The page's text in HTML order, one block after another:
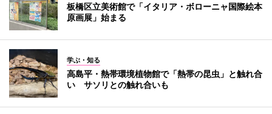
板橋区立美術館で「イタリア・ボローニャ国際絵本
原画展」始まる
学ぶ・知る
高島平・熱帯環境植物館で「熱帯の昆虫」と触れ合
い サソリとの触れ合いも